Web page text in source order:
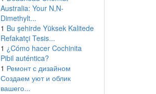
Australia: Your N,N-
Dimethylt...
1 Bu şehirde Yüksek Kalitede
Refakatçi Tesis...
1 ¿Cómo hacer Cochinita
Pibil auténtica?
1 Ремонт с дизайном
Создаем уют и облик
вашего...